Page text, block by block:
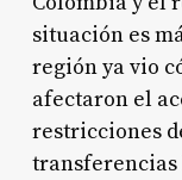
situación es
región ya vio
afectaron el
restricciones